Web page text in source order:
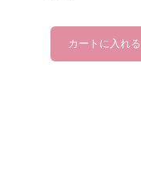
asics
個
カートに入れる